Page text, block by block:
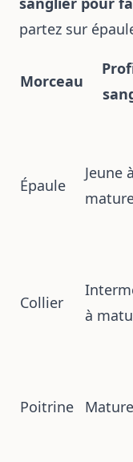
partez sur
Morceau
Épaule
Jeune à
Collier
à
Poitrine Mature